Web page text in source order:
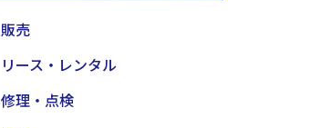
販売
リース・レンタル
修理・点検